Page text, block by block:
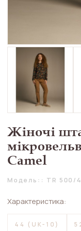
Жіночі
Camel
Модель:: TR 500/
Характеристика:
44 (UK-10)